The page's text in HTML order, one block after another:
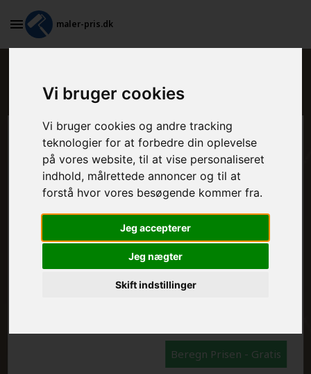
Vi bruger cookies
Vi bruger cookies og andre tracking
teknologier for at forbedre din oplevelse
på vores website, til at vise personaliseret
indhold, målrettede annoncer og til at
forstå hvor vores besøgende kommer fra.
Jeg accepterer
Jeg nægter
Skift indstillinger
maler-pris.dk
Er maling sundhedsskadelig?
Beregn prisen her
MALEROPGAVER - INDVENDIGT:
MALEROPGAVER - UDVENDIGT:
FRAFLYTNINGSPAKKE:
Beregn Prisen - Gratis